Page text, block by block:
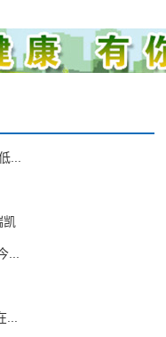
...
凯
...
...